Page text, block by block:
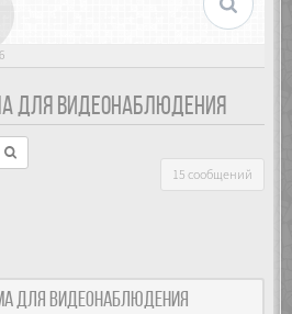
ДЛЯ ВИДЕОНАБЛЮДЕНИЯ
15 сообщений
для видеонаблюдения